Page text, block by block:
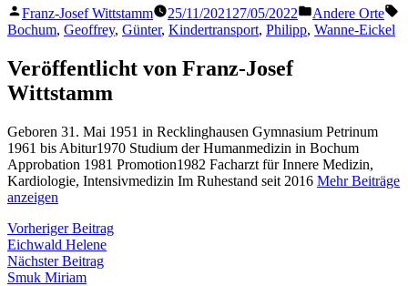
Veröffentlicht
von
Franz-Josef Wittstamm 25/11/2021 27/05/2022
Veröffentlicht
in
Andere Orte
Bochum, Geoffrey, Günter, Kindertransport, Philipp, Wanne-Eickel
Veröffentlicht von Franz-Josef
Wittstamm
Geboren 31. Mai 1951 in Recklinghausen Gymnasium Petrinum
1961 bis Abitur1970 Studium der Humanmedizin in Bochum
Approbation 1981 Promotion1982 Facharzt für Innere Medizin,
Kardiologie, Intensivmedizin Im Ruhestand seit 2016 Mehr Beiträge
anzeigen
Beitragsnavigation
Vorheriger BeitragVorheriger
Eichwald Helene
Nächster BeitragNächster
Smuk Miriam